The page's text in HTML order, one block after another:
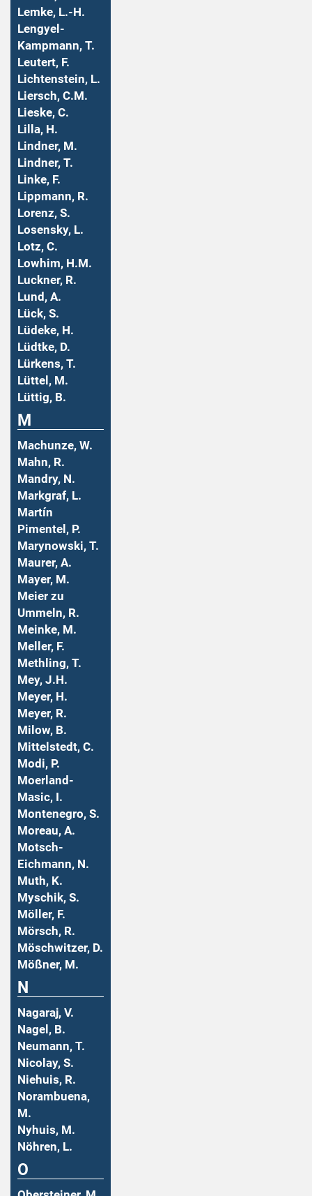
Lemke, L.-H.
Lengyel-
Kampmann, T.
Leutert, F.
Lichtenstein, L.
Liersch, C.M.
Lieske, C.
Lilla, H.
Lindner, M.
Lindner, T.
Linke, F.
Lippmann, R.
Lorenz, S.
Losensky, L.
Lotz, C.
Lowhim, H.M.
Luckner, R.
Lund, A.
Lück, S.
Lüdeke, H.
Lüdtke, D.
Lürkens, T.
Lüttel, M.
Lüttig, B.
M
Machunze, W.
Mahn, R.
Mandry, N.
Markgraf, L.
Martín
Pimentel, P.
Marynowski, T.
Maurer, A.
Mayer, M.
Meier zu
Ummeln, R.
Meinke, M.
Meller, F.
Methling, T.
Mey, J.H.
Meyer, H.
Meyer, R.
Milow, B.
Mittelstedt, C.
Modi, P.
Moerland-
Masic, I.
Montenegro, S.
Moreau, A.
Motsch-
Eichmann, N.
Muth, K.
Myschik, S.
Möller, F.
Mörsch, R.
Möschwitzer, D.
Mößner, M.
N
Nagaraj, V.
Nagel, B.
Neumann, T.
Nicolay, S.
Niehuis, R.
Norambuena,
M.
Nyhuis, M.
Nöhren, L.
O